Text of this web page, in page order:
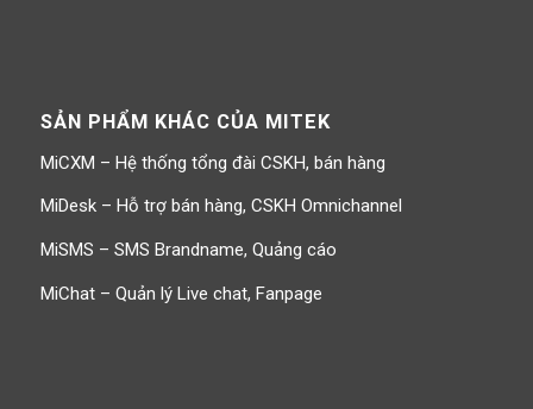
SẢN PHẨM KHÁC CỦA MITEK
MiCXM – Hệ thống tổng đài CSKH, bán hàng
MiDesk – Hỗ trợ bán hàng, CSKH Omnichannel
MiSMS – SMS Brandname, Quảng cáo
MiChat – Quản lý Live chat, Fanpage